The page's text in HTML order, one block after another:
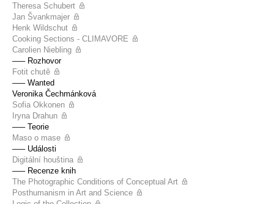
Theresa Schubert
Jan Švankmajer
Henk Wildschut
Cooking Sections - CLIMAVORE
Carolien Niebling
––– Rozhovor
Fotit chutě
––– Wanted
Veronika Čechmánková
Sofia Okkonen
Iryna Drahun
––– Teorie
Maso o mase
––– Události
Digitální houština
––– Recenze knih
The Photographic Conditions of Conceptual Art
Posthumanism in Art and Science